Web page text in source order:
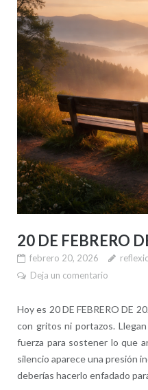
20 DE FEBRERO
febrero 20, 2026
Deja un comentario
Hoy es 20 DE FEBRERO DE
con gritos ni portazos.
fuerza para sostener lo que
silencio aparece una presión
deberías hacerlo enfadado